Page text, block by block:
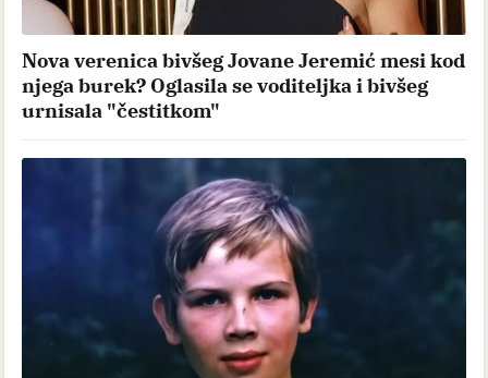
Nova verenica bivšeg Jovane Jeremić mesi kod
njega burek? Oglasila se voditeljka i bivšeg
urnisala "čestitkom"